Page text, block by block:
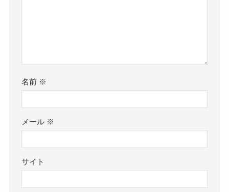
名前 ※
メール ※
サイト